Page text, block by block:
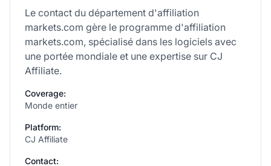
Le contact du département d'affiliation
markets.com gère le programme d'affiliation
markets.com, spécialisé dans les logiciels avec
une portée mondiale et une expertise sur CJ
Affiliate.
Coverage:
Monde entier
Platform:
CJ Affiliate
Contact: